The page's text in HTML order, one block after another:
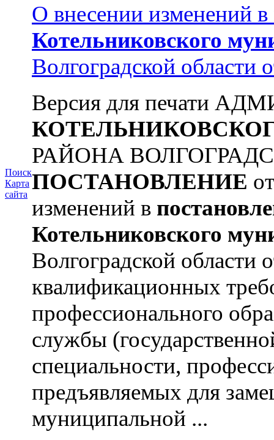
Поиск
Карта
сайта
О внесении изменений в
Котельниковского
Волгоградской области
Версия для печати
РАЙОНА
ПОСТАНОВЛЕНИЕ
изменений в
Котельниковского
Волгоградской области
квалификационных
профессионального
службы
специальности,
предъявляемых для
муниципальной ...